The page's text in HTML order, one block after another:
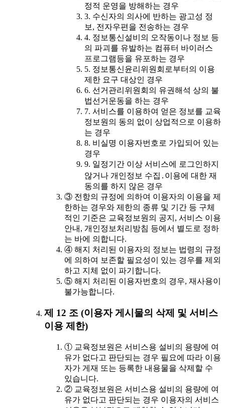
정적 운영을 방해하는 경우
3. 수신자의 의사에 반하는 광고성 정
보, 전자우편을 전송하는 경우
4. 정보통신설비의 오작동이나 정보 등
의 파괴를 유발하는 컴퓨터 바이러스
프로그램등을 유포하는 경우
5. 정보통신윤리위원회로부터의 이용
제한 요구 대상인 경우
6. 선거관리위원회의 유권해석 상의 불
법선거운동을 하는 경우
7. 서비스를 이용하여 얻은 정보를 교육
정보원의 동의 없이 상업적으로 이용하
는 경우
8. 비실명 이용자번호로 가입되어 있는
경우
9. 일정기간 이상 서비스에 로그인하지
않거나 개인정보 수집․이용에 대한 재
동의를 하지 않은 경우
③ 전항의 규정에 의하여 이용자의 이용을 제
한하는 경우와 제한의 종류 및 기간 등 구체
적인 기준은 교육정보원의 공지, 서비스 이용
안내, 개인정보처리방침 등에서 별도로 정하
는 바에 의합니다.
④ 해지 처리된 이용자의 정보는 법령의 규정
에 의하여 보존할 필요성이 있는 경우를 제외
하고 지체 없이 파기합니다.
⑤ 해지 처리된 이용자번호의 경우, 재사용이
불가능합니다.
제 12 조 (이용자 게시물의 삭제 및 서비스
이용 제한)
① 교육정보원은 서비스용 설비의 용량에 여
유가 없다고 판단되는 경우 필요에 따라 이용
자가 게재 또는 등록한 내용물을 삭제할 수
있습니다.
② 교육정보원은 서비스용 설비의 용량에 여
유가 없다고 판단되는 경우 이용자의 서비스